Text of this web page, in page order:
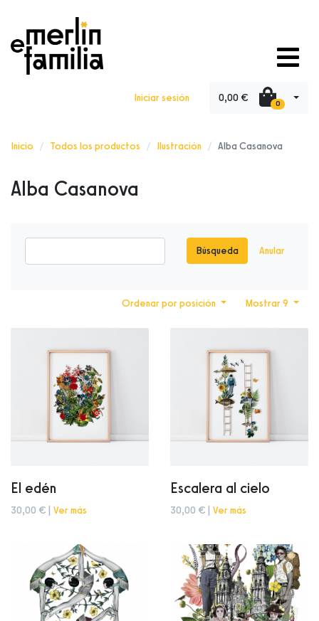
Iniciar sesión 0,00 € 0
Inicio Todos los productos Ilustración Alba Casanova
Alba Casanova
Búsqueda Anular
Mostrar 9
Ordenar por posición
El edén
30,00 € | Ver más
Escalera al cielo
30,00 € | Ver más